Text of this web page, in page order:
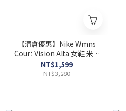
【清倉優惠】Nike Wmns
Court Vision Alta 女鞋 米白
藍 厚底 增高 小白鞋
DM0113-102
NT$1,599
NT$3,280